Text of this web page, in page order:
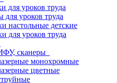
для уроков труда
для уроков труда
настольные детские
для уроков труда
сканеры
монохромные
цветные